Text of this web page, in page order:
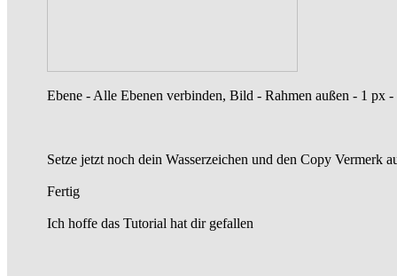
Ebene - Alle Ebenen verbinden, Bild - Rahmen außen - 1 px -
Setze jetzt noch dein Wasserzeichen und den Copy Vermerk
Fertig
Ich hoffe das Tutorial hat dir gefallen